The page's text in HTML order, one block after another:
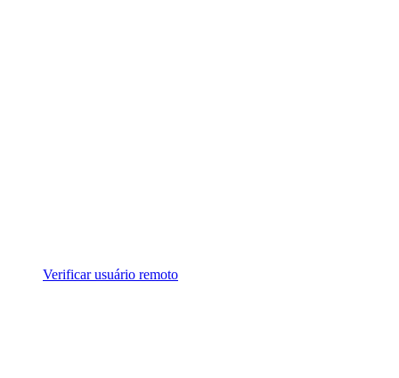
Verificar usuário remoto